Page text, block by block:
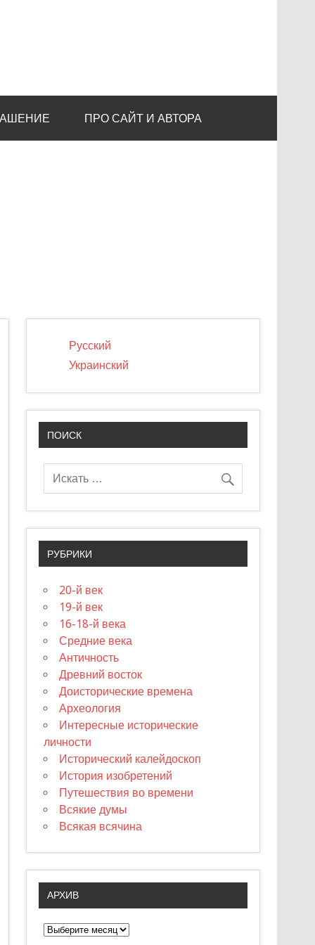
ПРО САЙТ И АВТОРА
Русский
Украинский
ПОИСК
РУБРИКИ
20-й век
19-й век
16-18-й века
Средние века
Античность
Древний восток
Доисторические времена
Археология
Интересные исторические
личности
Исторический калейдоскоп
История изобретений
Путешествия во времени
Всякие думы
Всякая всячина
АРХИВ
А
р